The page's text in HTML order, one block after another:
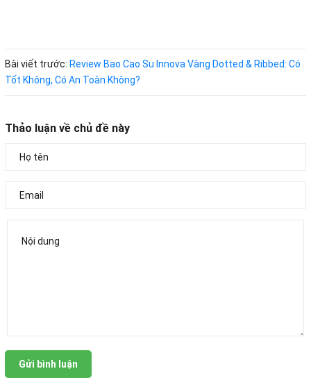
Bài viết trước: Review Bao Cao Su Innova Vàng Dotted & Ribbed: Có
Tốt Không, Có An Toàn Không?
Thảo luận về chủ đề này
Gửi bình luận